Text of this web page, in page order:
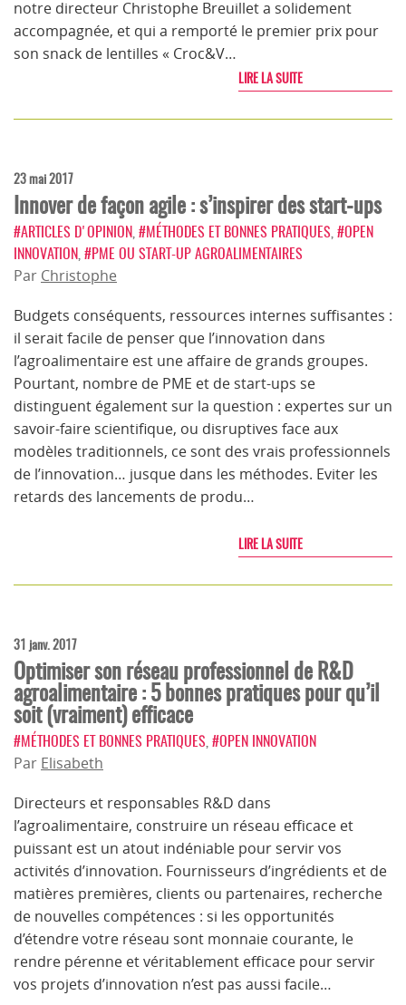
notre directeur Christophe Breuillet a solidement
accompagnée, et qui a remporté le premier prix pour
son snack de lentilles « Croc&V…
LIRE LA SUITE
23 mai 2017
Innover de façon agile : s’inspirer des start-ups
#ARTICLES D'OPINION #MÉTHODES ET BONNES PRATIQUES #OPEN
INNOVATION #PME OU START-UP AGROALIMENTAIRES
Par Christophe
Budgets conséquents, ressources internes suffisantes :
il serait facile de penser que l’innovation dans
l’agroalimentaire est une affaire de grands groupes.
Pourtant, nombre de PME et de start-ups se
distinguent également sur la question : expertes sur un
savoir-faire scientifique, ou disruptives face aux
modèles traditionnels, ce sont des vrais professionnels
de l’innovation… jusque dans les méthodes. Eviter les
retards des lancements de produ…
LIRE LA SUITE
31 janv. 2017
Optimiser son réseau professionnel de R&D
agroalimentaire : 5 bonnes pratiques pour qu’il
soit (vraiment) efficace
#MÉTHODES ET BONNES PRATIQUES #OPEN INNOVATION
Par Elisabeth
Directeurs et responsables R&D dans
l’agroalimentaire, construire un réseau efficace et
puissant est un atout indéniable pour servir vos
activités d’innovation. Fournisseurs d’ingrédients et de
matières premières, clients ou partenaires, recherche
de nouvelles compétences : si les opportunités
d’étendre votre réseau sont monnaie courante, le
rendre pérenne et véritablement efficace pour servir
vos projets d’innovation n’est pas aussi facile…